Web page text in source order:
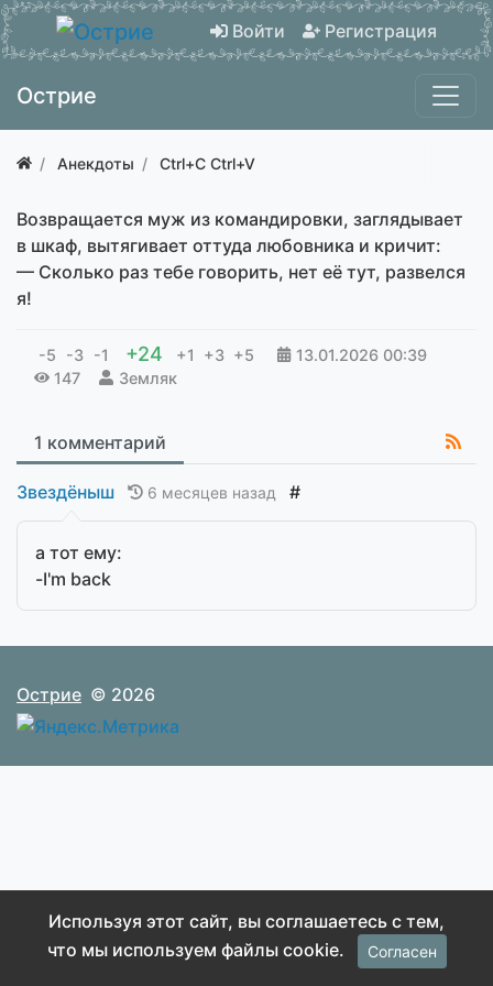
Войти Регистрация
Острие
Анекдоты Ctrl+C Ctrl+V
Возвращается муж из командировки, заглядывает
в шкаф, вытягивает оттуда любовника и кричит:
— Сколько раз тебе говорить, нет её тут, развелся
я!
-5 -3 -1 +24 +1 +3 +5 13.01.2026 00:39
147
Земляк
1 комментарий
Звездёныш 6 месяцев назад #
а тот ему:
-I'm back
Острие © 2026
Используя этот сайт, вы соглашаетесь с тем,
что мы используем файлы cookie.
Согласен